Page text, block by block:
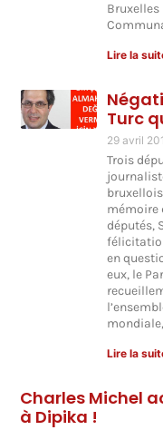
Lire la
Turc
29 avril
Trois
mémoire
députés,
en
eux, le
Lire la
Charles Michel
à Dipika !